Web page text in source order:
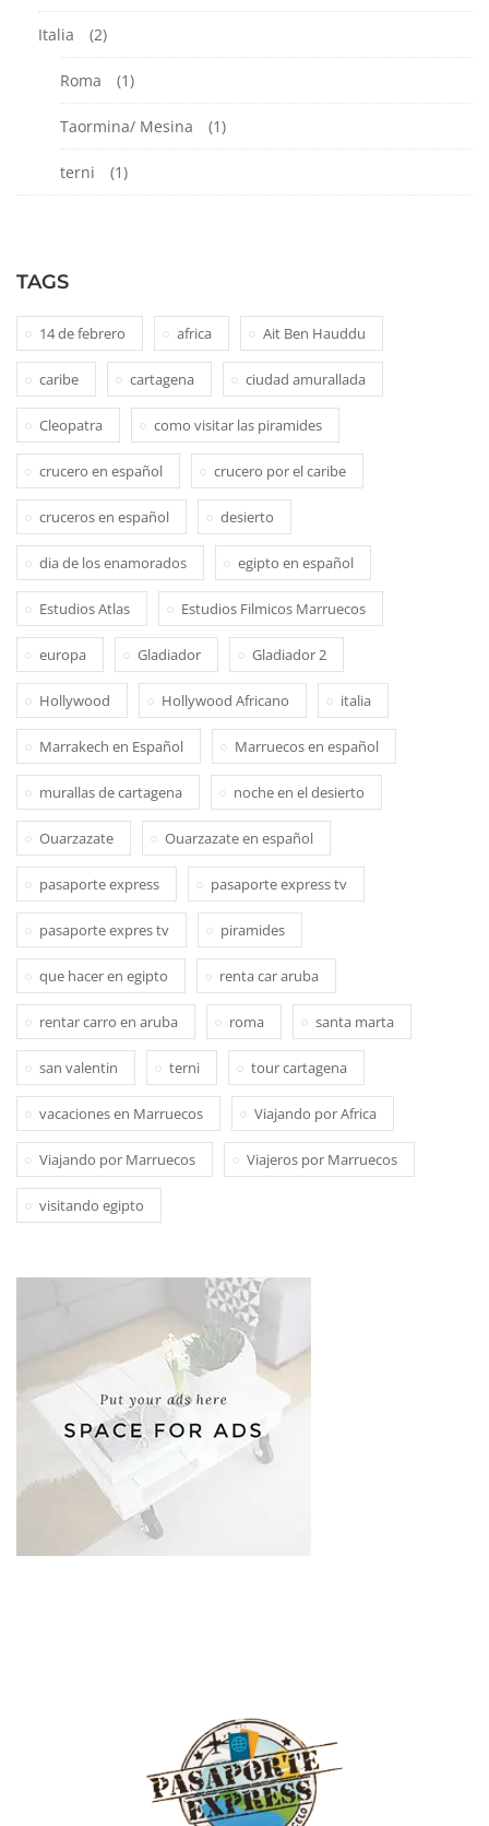
Italia (2)
Roma (1)
Taormina/ Mesina (1)
terni (1)
TAGS
14 de febrero africa Ait Ben Hauddu
caribe cartagena ciudad amurallada
Cleopatra como visitar las piramides
crucero en español crucero por el caribe
cruceros en español desierto
dia de los enamorados egipto en español
Estudios Atlas Estudios Filmicos Marruecos
europa Gladiador Gladiador 2
Hollywood Hollywood Africano italia
Marrakech en Español Marruecos en español
murallas de cartagena noche en el desierto
Ouarzazate Ouarzazate en español
pasaporte express pasaporte express tv
pasaporte expres tv piramides
que hacer en egipto renta car aruba
rentar carro en aruba roma santa marta
san valentin terni tour cartagena
vacaciones en Marruecos Viajando por Africa
Viajando por Marruecos Viajeros por Marruecos
visitando egipto